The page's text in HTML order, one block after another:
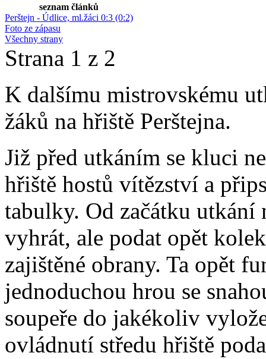
seznam článků
Perštejn - Údlice, ml.žáci 0:3 (0:2)
Foto ze zápasu
Všechny strany
Strana 1 z 2
K dalšímu mistrovskému
žáků na hřiště Perštejna.
Již před utkáním se kluci
hřiště hostů vítězství a
tabulky. Od začátku
vyhrát, ale podat opět
zajištěné obrany. Ta opět
jednoduchou hrou se
soupeře do jakékoliv
ovládnutí středu hřiště